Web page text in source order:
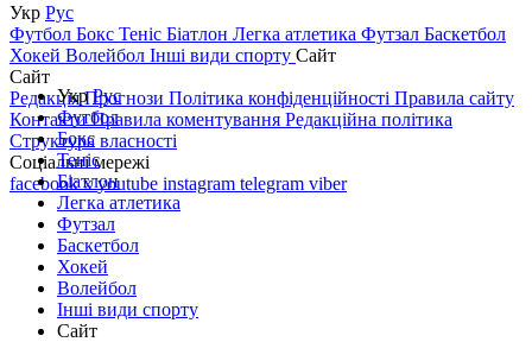
Укр Рус
Футбол Бокс Теніс Біатлон Легка атлетика Футзал Баскетбол
Хокей Волейбол Інші види спорту Сайт
Сайт
РедакціяПрогнози Політика конфіденційності Правила сайту
КонтактиПравила коментування Редакційна політика
Структура власності
Соціальні мережі
facebookxyoutube instagram telegram viber
УкрРус
Футбол
Бокс
Теніс
Біатлон
Легка атлетика
Футзал
Баскетбол
Хокей
Волейбол
Інші види спорту
Сайт